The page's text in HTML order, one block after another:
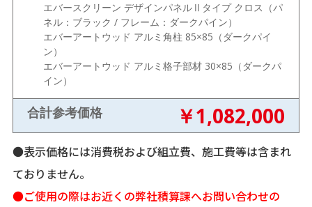
エバースクリーン デザインパネルⅡタイプ クロス（パ
ネル：ブラック / フレーム：ダークパイン）
エバーアートウッド アルミ角柱 85×85（ダークパイ
ン）
エバーアートウッド アルミ格子部材 30×85（ダークパ
イン）
合計参考価格 ￥1,082,000
●表示価格には消費税および組立費、施工費等は含まれ
ておりません。
●ご使用の際はお近くの弊社積算課へお問い合わせの